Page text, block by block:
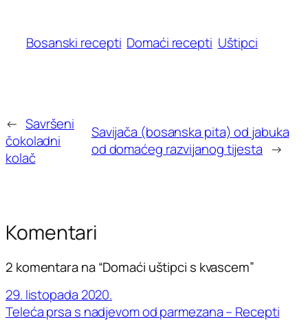
Bosanski recepti Domaći recepti Uštipci
← Savršeni
čokoladni
kolač
Savijača (bosanska pita) od jabuka
od domaćeg razvijanog tijesta →
Komentari
2 komentara na “Domaći uštipci s kvascem”
29. listopada 2020.
Teleća prsa s nadjevom od parmezana – Recepti